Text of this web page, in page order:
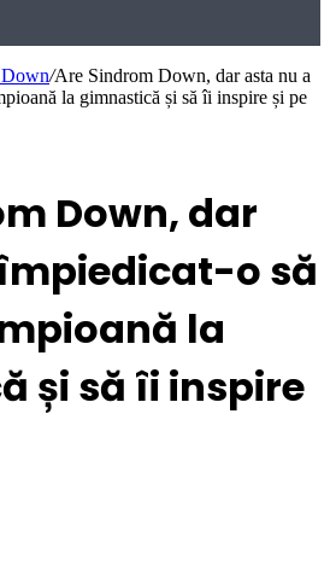
/Are Sindrom Down, dar asta nu a
la gimnastică și să îi inspire și pe
Down, dar
o să
la
și să îi inspire